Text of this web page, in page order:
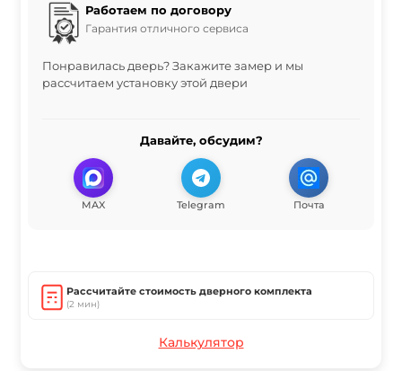
Работаем по договору
Гарантия отличного сервиса
Понравилась дверь? Закажите замер и мы
рассчитаем установку этой двери
Давайте, обсудим?
MAX Telegram Почта
Рассчитайте стоимость дверного комплекта
(2 мин)
Калькулятор